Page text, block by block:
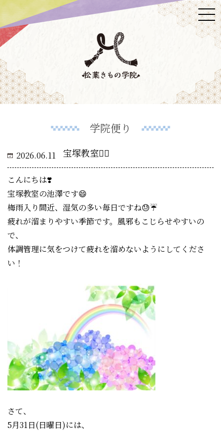
学院便り
2026.06.11 宝塚教室🙋‍♀️
こんにちは❣️
宝塚教室の池澤です😄
梅雨入り間近、湿気の多い毎日ですね😓☔️
疲れが溜まりやすい季節です。風邪もこじらせやすいの
で、
体調管理に気をつけて疲れを溜めないようにしてくださ
い！
さて、
5月31日(日曜日)には、